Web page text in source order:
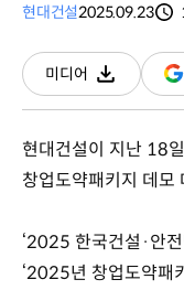
현대건설2025.09.23
미디어
다운로드
현대건설이 지난 18
창업도약패키지 데모
‘2025 한국건설·안
‘2025년 창업도약패